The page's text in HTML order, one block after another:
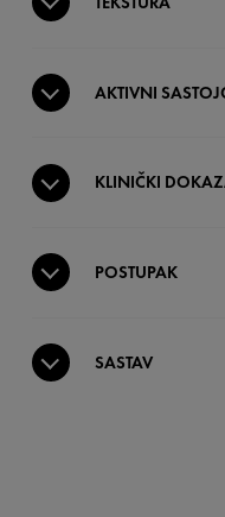
AKTIVNI
KLINIČKI
POSTUPAK
SASTAV